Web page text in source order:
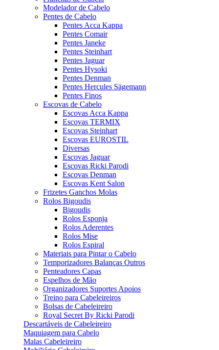
Modelador de Cabelo
Pentes de Cabelo
Pentes Acca Kappa
Pentes Comair
Pentes Janeke
Pentes Steinhart
Pentes Jaguar
Pentes Hysoki
Pentes Denman
Pentes Hercules Sägemann
Pentes Finos
Escovas de Cabelo
Escovas Acca Kappa
Escovas TERMIX
Escovas Steinhart
Escovas EUROSTIL
Diversas
Escovas Jaguar
Escovas Ricki Parodi
Escovas Denman
Escovas Kent Salon
Frizetes Ganchos Molas
Rolos Bigoudis
Bigoudis
Rolos Esponja
Rolos Aderentes
Rolos Mise
Rolos Espiral
Materiais para Pintar o Cabelo
Temporizadores Balanças Outros
Penteadores Capas
Espelhos de Mão
Organizadores Suportes Apoios
Treino para Cabeleireiros
Bolsas de Cabeleireiro
Royal Secret By Ricki Parodi
Descartáveis de Cabeleireiro
Maquiagem para Cabelo
Malas Cabeleireiro